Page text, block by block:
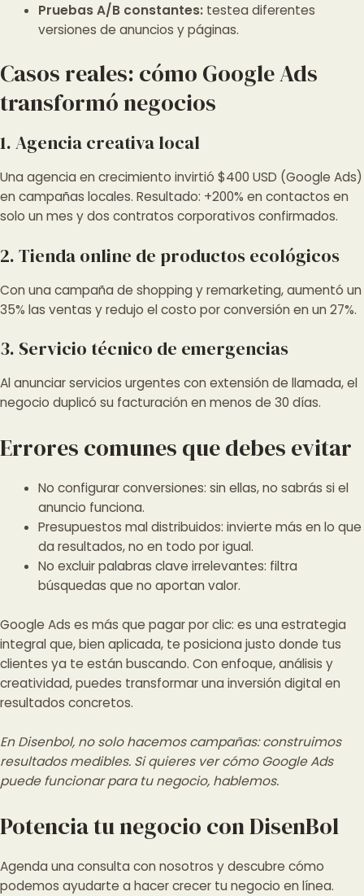
Pruebas A/B constantes:testea diferentes
versiones de anuncios y páginas.
Casos reales: cómo Google Ads
transformó negocios
1. Agencia creativa local
Una agencia en crecimiento invirtió $400 USD (Google Ads)
en campañas locales. Resultado: +200% en contactos en
solo un mes y dos contratos corporativos confirmados.
2. Tienda online de productos ecológicos
Con una campaña de shopping y remarketing, aumentó un
35% las ventas y redujo el costo por conversión en un 27%.
3. Servicio técnico de emergencias
Al anunciar servicios urgentes con extensión de llamada, el
negocio duplicó su facturación en menos de 30 días.
Errores comunes que debes evitar
No configurar conversiones: sin ellas, no sabrás si el
anuncio funciona.
Presupuestos mal distribuidos: invierte más en lo que
da resultados, no en todo por igual.
No excluir palabras clave irrelevantes: filtra
búsquedas que no aportan valor.
Google Ads es más que pagar por clic: es una estrategia
integral que, bien aplicada, te posiciona justo donde tus
clientes ya te están buscando. Con enfoque, análisis y
creatividad, puedes transformar una inversión digital en
resultados concretos.
En Disenbol, no solo hacemos campañas: construimos
resultados medibles. Si quieres ver cómo Google Ads
puede funcionar para tu negocio, hablemos.
Potencia tu negocio con DisenBol
Agenda una consulta con nosotros y descubre cómo
podemos ayudarte a hacer crecer tu negocio en línea.